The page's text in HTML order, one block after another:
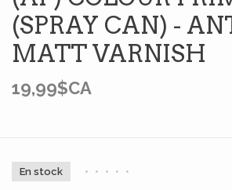
(SPRAY CAN) -
MATT VARNISH
19,99$CA
En stock • • • • •